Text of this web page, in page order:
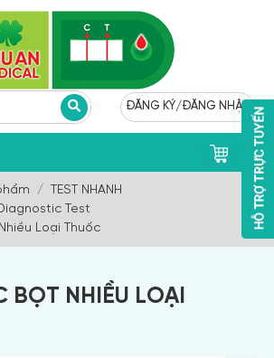
ĐĂNG KÝ/ĐĂNG NHẬP
TEST NHANH
Test
Loại Thuốc
BỌT NHIỀU LOẠI